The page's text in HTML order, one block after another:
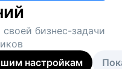
своей бизнес-задачи
настройкам